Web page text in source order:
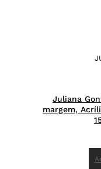
Juliana
margem,